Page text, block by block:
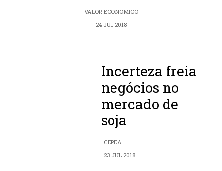
VALOR ECONÔMICO
24 JUL 2018
Incerteza freia
negócios no
mercado de
soja
CEPEA
23 JUL 2018